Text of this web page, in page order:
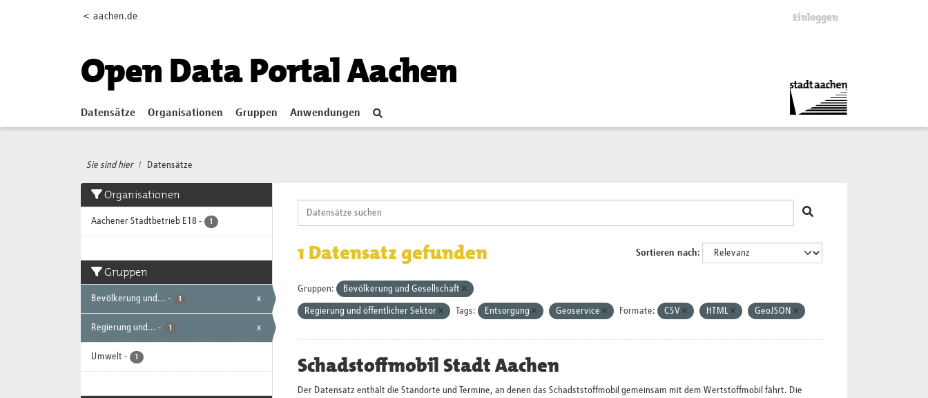
< aachen.de Einloggen
Open Data Portal Aachen
Datensätze Organisationen Gruppen Anwendungen
Sie sind hier Datensätze
Organisationen
Aachener Stadtbetrieb E18 - 1
Gruppen
Bevölkerung und... - 1 x
Regierung und... - 1 x
Umwelt - 1
Sortieren nach
1 Datensatz gefunden
Gruppen: Bevölkerung und Gesellschaft
Regierung und öffentlicher Sektor Tags: Entsorgung Geoservice Formate: CSV HTML GeoJSON
Schadstoffmobil Stadt Aachen
Der Datensatz enthält die Standorte und Termine, an denen das Schadststoffmobil gemeinsam mit dem Wertstoffmobil fährt. Die